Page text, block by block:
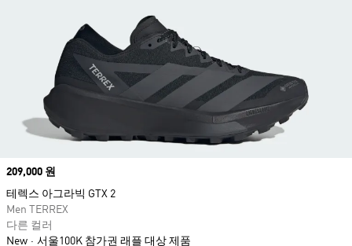
Price
209,000 원
테렉스 아그라빅 GTX 2
Men TERREX
다른 컬러
New
서울100K 참가권 래플 대상 제품